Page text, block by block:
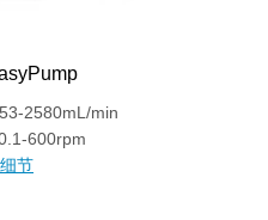
2580mL/min
600rpm
节